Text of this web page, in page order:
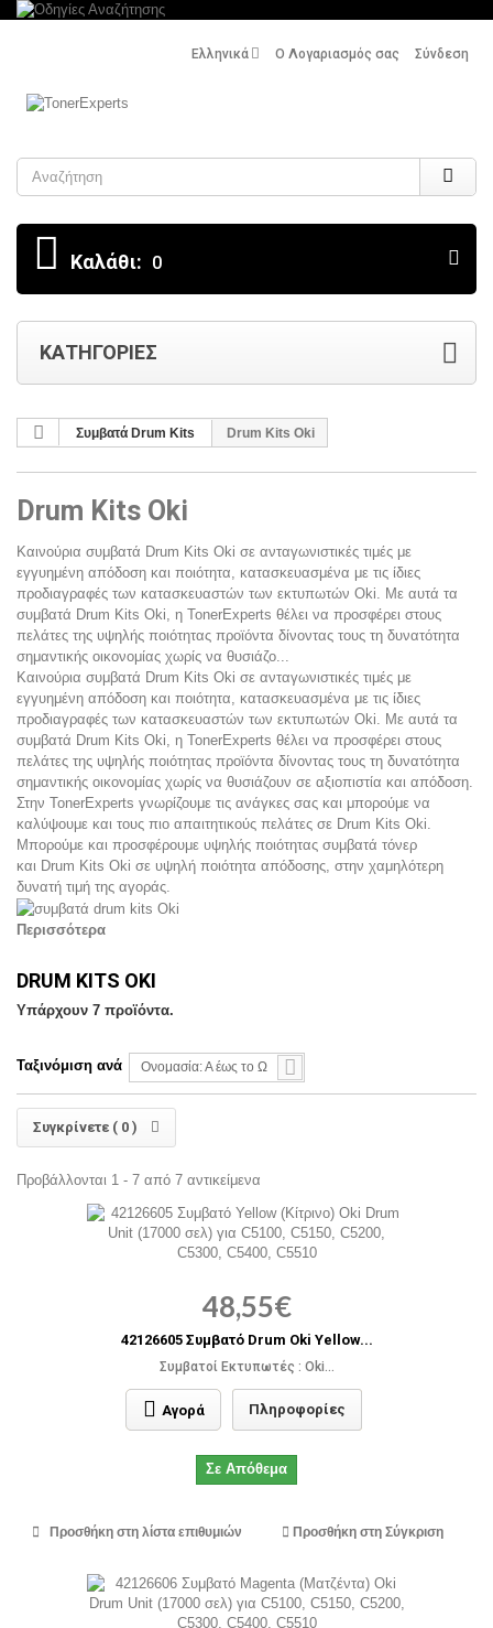
Σύνδεση
Ο Λογαριασμός σας
Ελληνικά
Search
Καλάθι: 0
ΚΑΤΗΓΟΡΊΕΣ
Συμβατά Drum Kits Drum Kits Oki
Drum Kits Oki
Καινούρια συμβατά Drum Kits Oki σε ανταγωνιστικές τιμές με
εγγυημένη απόδοση και ποιότητα, κατασκευασμένα με τις ίδιες
προδιαγραφές των κατασκευαστών των εκτυπωτών Oki. Με αυτά τα
συμβατά Drum Kits Oki, η TonerExperts θέλει να προσφέρει στους
πελάτες της υψηλής ποιότητας προϊόντα δίνοντας τους τη δυνατότητα
σημαντικής οικονομίας χωρίς να θυσιάζο...
Καινούρια συμβατά Drum Kits Oki σε ανταγωνιστικές τιμές με
εγγυημένη απόδοση και ποιότητα, κατασκευασμένα με τις ίδιες
προδιαγραφές των κατασκευαστών των εκτυπωτών Oki. Με αυτά τα
συμβατά Drum Kits Oki, η TonerExperts θέλει να προσφέρει στους
πελάτες της υψηλής ποιότητας προϊόντα δίνοντας τους τη δυνατότητα
σημαντικής οικονομίας χωρίς να θυσιάζουν σε αξιοπιστία και απόδοση.
Στην TonerExperts γνωρίζουμε τις ανάγκες σας και μπορούμε να
καλύψουμε και τους πιο απαιτητικούς πελάτες σε Drum Kits Oki.
Μπορούμε και προσφέρουμε υψηλής ποιότητας συμβατά τόνερ
και Drum Kits Oki σε υψηλή ποιότητα απόδοσης, στην χαμηλότερη
δυνατή τιμή της αγοράς.
Περισσότερα
DRUM KITS OKI
Υπάρχουν 7 προϊόντα.
Ταξινόμιση ανά Ονομασία: Α έως το Ω
Συγκρίνετε ( 0 )
Προβάλλονται 1 - 7 από 7 αντικείμενα
48,55€
42126605 Συμβατό Drum Oki Yellow...
Συμβατοί Εκτυπωτές : Oki...
Αγορά Πληροφορίες
Σε Απόθεμα
Προσθήκη στη λίστα επιθυμιών Προσθήκη στη Σύγκριση